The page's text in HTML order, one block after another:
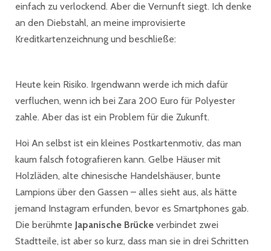
einfach zu verlockend. Aber die Vernunft siegt. Ich denke
an den Diebstahl, an meine improvisierte
Kreditkartenzeichnung und beschließe:
Heute kein Risiko. Irgendwann werde ich mich dafür
verfluchen, wenn ich bei Zara 200 Euro für Polyester
zahle. Aber das ist ein Problem für die Zukunft.
Hoi An selbst ist ein kleines Postkartenmotiv, das man
kaum falsch fotografieren kann. Gelbe Häuser mit
Holzläden, alte chinesische Handelshäuser, bunte
Lampions über den Gassen – alles sieht aus, als hätte
jemand Instagram erfunden, bevor es Smartphones gab.
Die berühmte Japanische Brücke verbindet zwei
Stadtteile, ist aber so kurz, dass man sie in drei Schritten